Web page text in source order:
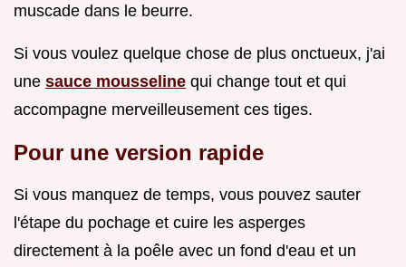
muscade dans le beurre.
Si vous voulez quelque chose de plus onctueux, j'ai
une sauce mousseline qui change tout et qui
accompagne merveilleusement ces tiges.
Pour une version rapide
Si vous manquez de temps, vous pouvez sauter
l'étape du pochage et cuire les asperges
directement à la poêle avec un fond d'eau et un